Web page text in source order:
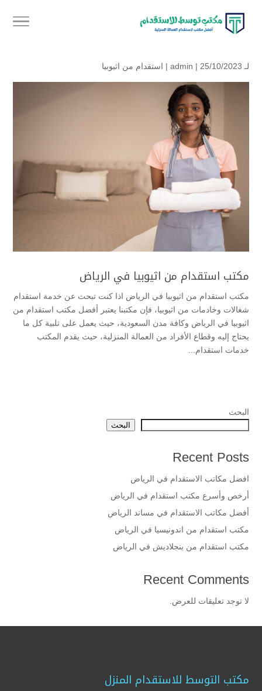
لـ admin | 25/10/2023 | استقدام من اثيوبيا
مكتب استقدام من اثيوبيا في الرياض
مكتب استقدام من اثيوبيا في الرياض اذا كنت تبحث عن خدمة استقدام
شغالات وخادمات من اثيوبيا، فإن مكتبنا يعتبر أفضل مكتب استقدام من
اثيوبيا في الرياض وكافة مدن السعودية، حيث يعمل على تلبية كل ما
يحتاج إليه وقطاع الأفراد من العمالة المنزلية، حيث يقدم المكتب
خدمات استقدام...
البحث
البحث
Recent Posts
افضل مكاتب الاستقدام في الرياض
أرخص وأسرع مكتب استقدام في الرياض
أفضل مكاتب الاستقدام في مساند الرياض
مكتب استقدام من اندونيسيا في الرياض
مكتب استقدام من بنجلاديش في الرياض
Recent Comments
لا توجد تعليقات للعرض.
مكتب التوسط للاستقدام المنزل